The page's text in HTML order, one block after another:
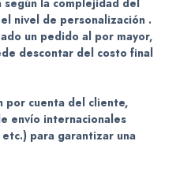
según la complejidad del
nivel de personalización .
un pedido al por mayor,
descontar del costo final
por cuenta del cliente,
envío internacionales
etc.) para garantizar una